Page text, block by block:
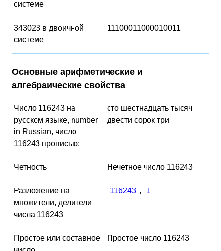
системе
343023 в двоичной
системе
11100011000010011
Основные арифметические и
алгебраические свойства
Число 116243 на
русском языке, number
in Russian, число
116243 прописью:
сто шестнадцать тысяч
двести сорок три
Четность Нечетное число 116243
Разложение на
множители, делители
числа 116243
116243 , 1
Простое или составное
Простое число 116243